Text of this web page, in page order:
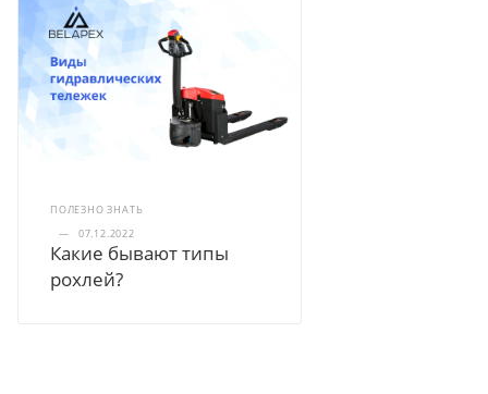
ПОЛЕЗНО ЗНАТЬ
—
07.12.2022
Какие бывают типы
рохлей?